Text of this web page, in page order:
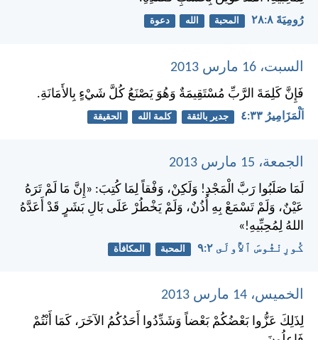
رُومِيَةَ ٨:‏٢٨ المحبة الله دعوة
السبت، 16 مارس 2013
فَإِنَّ كَلِمَةَ الرَّبِّ مُسْتَقِيمَةٌ وَهُوَ يَصْنَعُ كُلَّ شَيْءٍ بِالأَمَانَةِ.
اَلْمَزَامِيرُ ٣٣:‏٤ جدير بالثقة كلمة الله الحقيقة
الجمعة، 15 مارس 2013
لَمَا صَلَبُوا رَبَّ الْمَجْدِ! وَلَكِنْ، وَفْقاً لِمَا كُتِبَ: «إِنَّ مَا لَمْ تَرَهُ
عَيْنٌ، وَلَمْ تَسْمَعْ بِهِ أُذُنٌ، وَلَمْ يَخْطُرْ عَلَى بَالِ بَشَرٍ قَدْ أَعَدَّهُ
اللهُ لِمُحِبِّيهِ!»
كُورِنْثُوسَ ٱلأُولَى ٢:‏٩ المحبة المكافأة
الخميس، 14 مارس 2013
لِذَلِكَ عَزُّوا بَعْضُكُمْ بَعْضاً وَشَدِّدُوا أَحَدُكُمُ الآخَرَ، كَمَا أَنْتُمْ